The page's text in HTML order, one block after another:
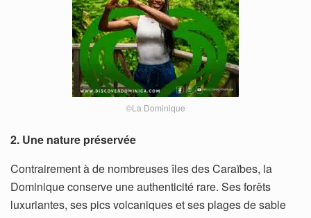
©La Dominique
2. Une nature préservée
Contrairement à de nombreuses îles des Caraïbes, la
Dominique conserve une authenticité rare. Ses forêts
luxuriantes, ses pics volcaniques et ses plages de sable